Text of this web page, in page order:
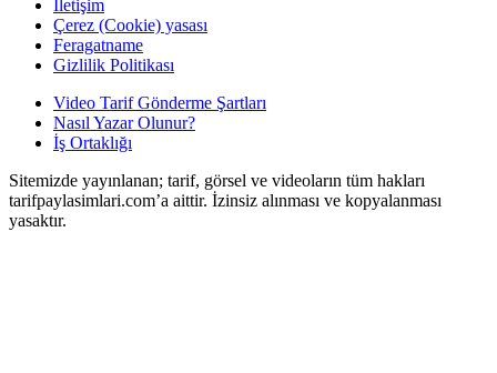
İletişim
Çerez (Cookie) yasası
Feragatname
Gizlilik Politikası
Video Tarif Gönderme Şartları
Nasıl Yazar Olunur?
İş Ortaklığı
Sitemizde yayınlanan; tarif, görsel ve videoların tüm hakları
tarifpaylasimlari.com’a aittir. İzinsiz alınması ve kopyalanması
yasaktır.